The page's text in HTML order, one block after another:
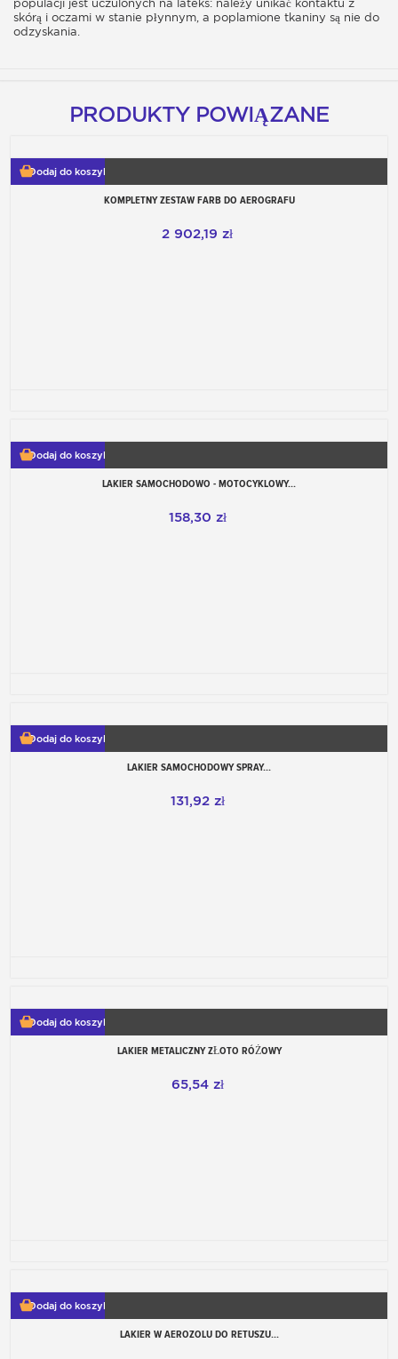
populacji jest uczulonych na lateks: należy unikać kontaktu z
skórą i oczami w stanie płynnym, a poplamione tkaniny są nie do
odzyskania.
PRODUKTY POWIĄZANE
Dodaj do koszyka
KOMPLETNY ZESTAW FARB DO AEROGRAFU
2 902,19 zł
Dodaj do koszyka
LAKIER SAMOCHODOWO - MOTOCYKLOWY...
158,30 zł
Dodaj do koszyka
LAKIER SAMOCHODOWY SPRAY...
131,92 zł
Dodaj do koszyka
LAKIER METALICZNY ZŁOTO RÓŻOWY
65,54 zł
Dodaj do koszyka
LAKIER W AEROZOLU DO RETUSZU...